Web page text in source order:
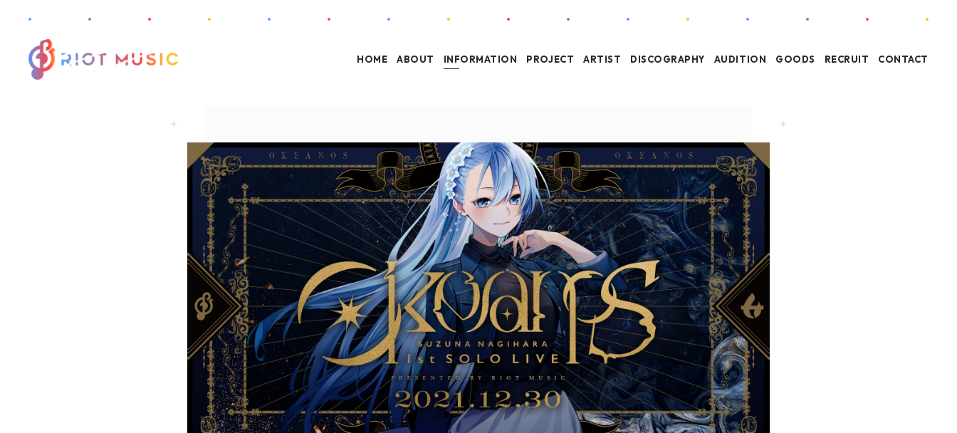
HOME ABOUT INFORMATION PROJECT ARTIST DISCOGRAPHY AUDITION GOODS RECRUIT CONTACT